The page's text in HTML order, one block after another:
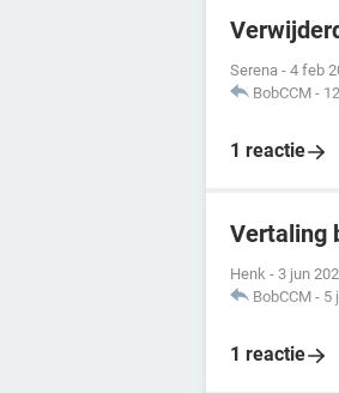
Serena - 4 feb
BobCCM -
1 reactie
Vertaling
Henk - 3 jun
BobCCM - 5
1 reactie